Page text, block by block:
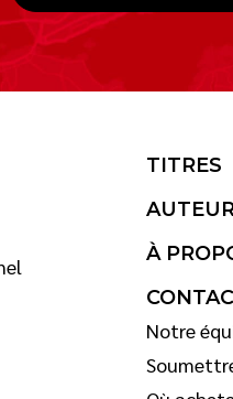
TITRES
À
Notre